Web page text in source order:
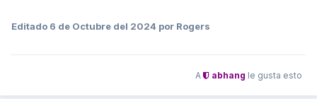
Editado 6 de Octubre del 2024 por Rogers
A abhang le gusta esto